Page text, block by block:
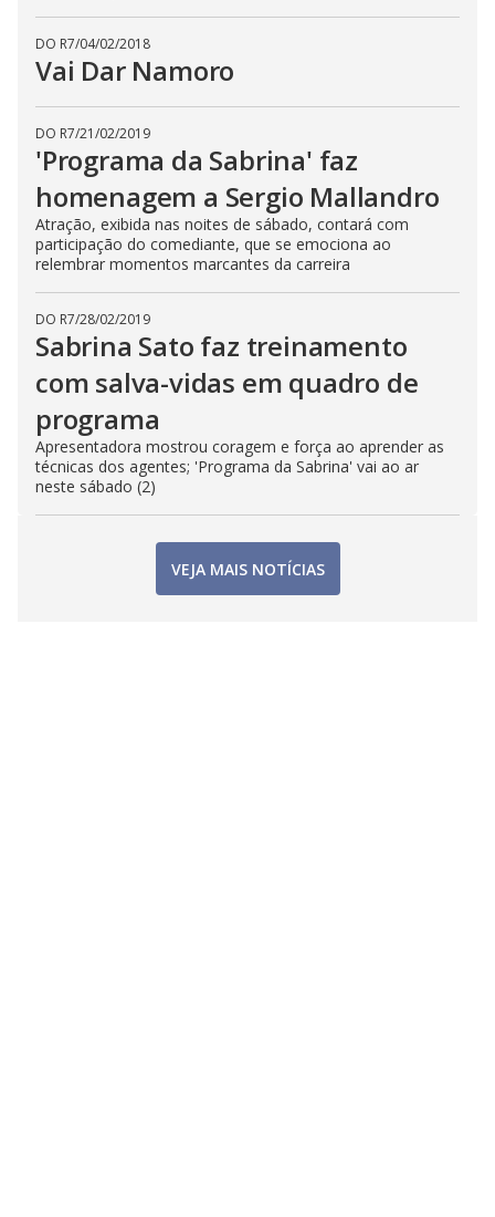
DO R7/04/02/2018
Vai Dar Namoro
DO R7/21/02/2019
'Programa da Sabrina' faz
homenagem a Sergio Mallandro
Atração, exibida nas noites de sábado, contará com
participação do comediante, que se emociona ao
relembrar momentos marcantes da carreira
DO R7/28/02/2019
Sabrina Sato faz treinamento
com salva-vidas em quadro de
programa
Apresentadora mostrou coragem e força ao aprender as
técnicas dos agentes; 'Programa da Sabrina' vai ao ar
neste sábado (2)
VEJA MAIS NOTÍCIAS